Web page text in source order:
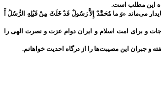
این مطلب است.
می‌ماند «وَ ما مُحَمَّدٌ إِلاَّ رَسُولٌ قَدْ خَلَتْ مِنْ قَبْلِهِ الرُّسُلُ أَ
و برای امت اسلام و ایران دوام عزت و نصرت الهی را
و جبران این مصیبت‌ها را از درگاه احدیت خواهانم.